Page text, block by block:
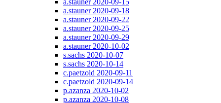
a.stauner 2020-09-18
a.stauner 2020-09-22
a.stauner 2020-09-25
a.stauner 2020-09-29
a.stauner 2020-10-02
s.sachs 2020-10-07
s.sachs 2020-10-14
c.paetzold 2020-09-11
c.paetzold 2020-09-14
p.azanza 2020-10-02
p.azanza 2020-10-08